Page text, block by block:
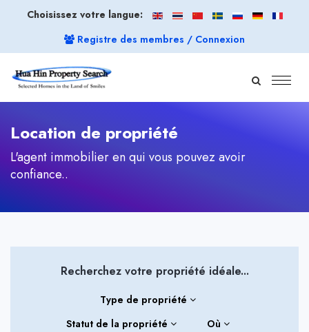
Choisissez votre langue:
Registre des membres / Connexion
Location de propriété
L'agent immobilier en qui vous pouvez avoir
confiance..
Recherchez votre propriété idéale...
Type de propriété
Statut de la propriété
Où